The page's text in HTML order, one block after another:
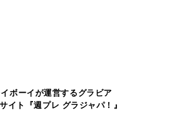
ボーイが運営するグラビア
イト『週プレ グラジャパ！』